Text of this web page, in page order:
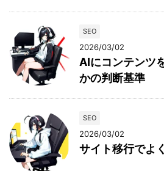
SEO
2026/03/02
AIにコンテンツ
かの判断基準
SEO
2026/03/02
サイト移行でよ